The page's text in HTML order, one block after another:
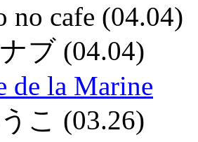
no cafe (04.04)
ブ (04.04)
de la Marine
こ (03.26)